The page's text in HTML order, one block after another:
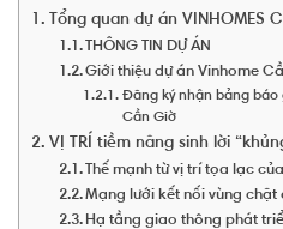
Tổng quan dự án VINHOMES
THÔNG TIN DỰ ÁN
Giới thiệu dự án Vinhome
Đăng ký nhận bảng báo
Cần Giờ
VỊ TRÍ tiềm năng sinh lời
Thế mạnh từ vị trí tọa lạc
Mạng lưới kết nối vùng chặt
Hạ tầng giao thông phát